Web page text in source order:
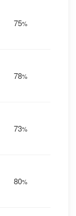
75%
78%
73%
80%